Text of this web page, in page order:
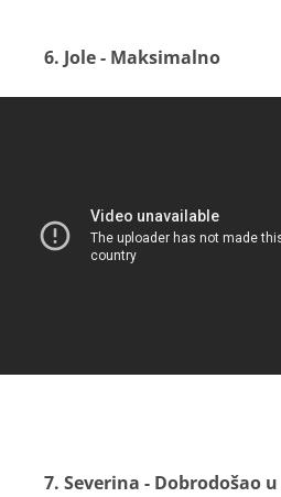
6. Jole - Maksimalno
7. Severina - Dobrodošao